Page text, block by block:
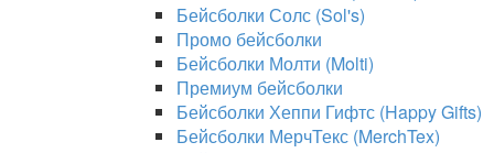
Бейсболки Солс (Sol's)
Промо бейсболки
Бейсболки Молти (Molti)
Премиум бейсболки
Бейсболки Хеппи Гифтс (Happy Gifts)
Бейсболки МерчТекс (MerchTex)